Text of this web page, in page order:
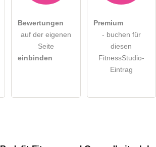
Bewertungen
auf der eigenen
Seite
einbinden
Premium
- buchen für
diesen
FitnessStudio-
Eintrag